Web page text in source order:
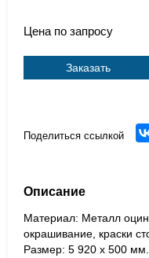
Цена по запросу
Заказать
Поделиться ссылкой
Описание
Материал: Металл
окрашивание, краски
Размер: 5 920 х 500 мм.